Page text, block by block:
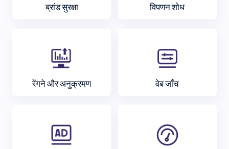
ब्रांड सुरक्षा विपणन शोध
रेंगने और अनुक्रमण वेब जाँच